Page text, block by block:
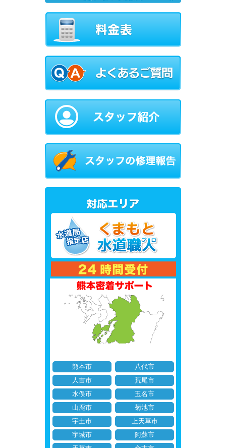
熊本市
八代市
人吉市
荒尾市
水俣市
玉名市
山鹿市
菊池市
宇土市
上天草市
宇城市
阿蘇市